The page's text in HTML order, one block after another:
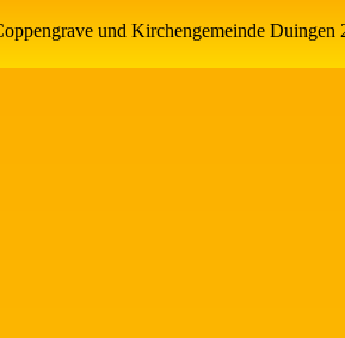
und Kirchengemeinde Duingen